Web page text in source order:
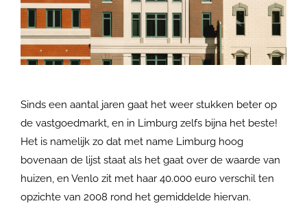
Sinds een aantal jaren gaat het weer stukken beter op
de vastgoedmarkt, en in Limburg zelfs bijna het beste!
Het is namelijk zo dat met name Limburg hoog
bovenaan de lijst staat als het gaat over de waarde van
huizen, en Venlo zit met haar 40.000 euro verschil ten
opzichte van 2008 rond het gemiddelde hiervan.